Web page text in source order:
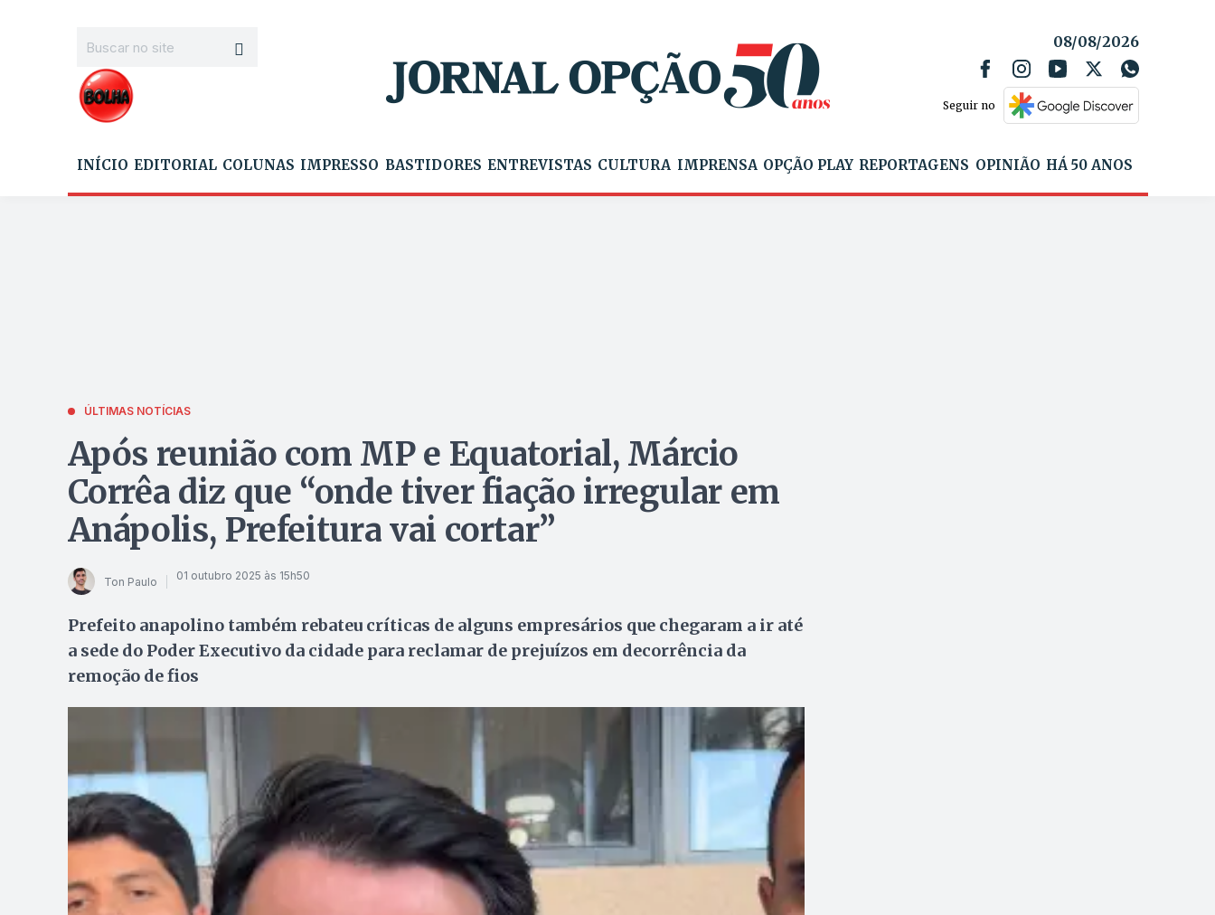
08/08/2026
Seguir no
INÍCIO EDITORIAL COLUNAS IMPRESSO BASTIDORES ENTREVISTAS CULTURA IMPRENSA OPÇÃO PLAY REPORTAGENS OPINIÃO HÁ 50 ANOS
ÚLTIMAS NOTÍCIAS
Após reunião com MP e Equatorial, Márcio
Corrêa diz que “onde tiver fiação irregular em
Anápolis, Prefeitura vai cortar”
Ton Paulo 01 outubro 2025 às 15h50
Prefeito anapolino também rebateu críticas de alguns empresários que chegaram a ir até
a sede do Poder Executivo da cidade para reclamar de prejuízos em decorrência da
remoção de fios